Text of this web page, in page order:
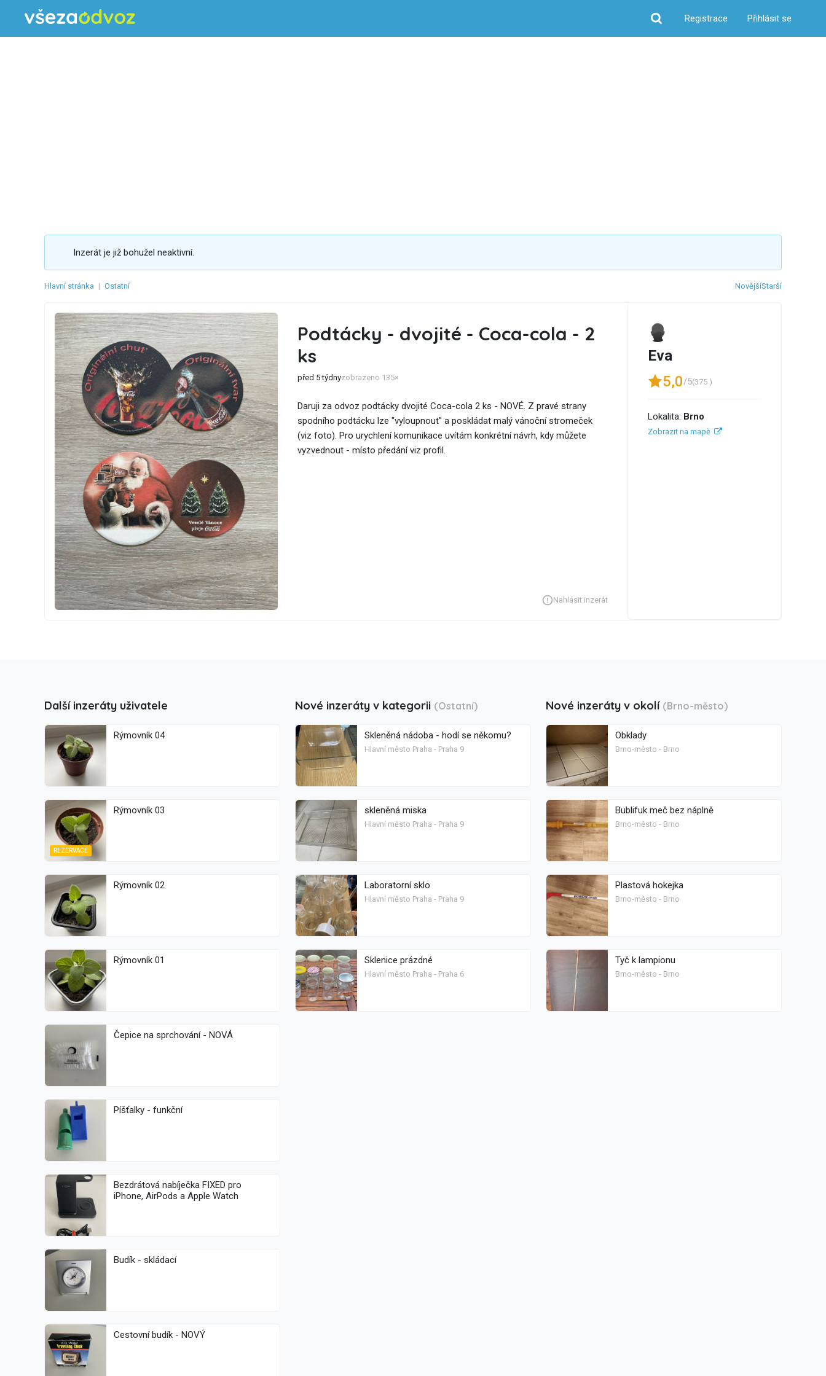
Hledat
Registrace Přihlásit se
Inzerát je již bohužel neaktivní.
Hlavní stránka | Ostatní NovějšíStarší
Podtácky - dvojité - Coca-cola - 2
ks
před 5 týdnyzobrazeno 135×
Daruji za odvoz podtácky dvojité Coca-cola 2 ks - NOVÉ. Z pravé strany
spodního podtácku lze "vyloupnout" a poskládat malý vánoční stromeček
(viz foto). Pro urychlení komunikace uvítám konkrétní návrh, kdy můžete
vyzvednout - místo předání viz profil.
Nahlásit inzerát
Eva
5,0/5(375 )
Lokalita: Brno
Zobrazit na mapě
Další inzeráty uživatele
Rýmovník 04
REZERVACE
Rýmovník 03
Rýmovník 02
Rýmovník 01
Čepice na sprchování - NOVÁ
Píšťalky - funkční
Bezdrátová nabíječka FIXED pro
iPhone, AirPods a Apple Watch
Budík - skládací
Cestovní budík - NOVÝ
Nové inzeráty v kategorii (Ostatní)
Skleněná nádoba - hodí se někomu?
Hlavní město Praha - Praha 9
skleněná miska
Hlavní město Praha - Praha 9
Laboratorní sklo
Hlavní město Praha - Praha 9
Sklenice prázdné
Hlavní město Praha - Praha 6
Nové inzeráty v okolí (Brno-město)
Obklady
Brno-město - Brno
Bublifuk meč bez náplně
Brno-město - Brno
Plastová hokejka
Brno-město - Brno
Tyč k lampionu
Brno-město - Brno